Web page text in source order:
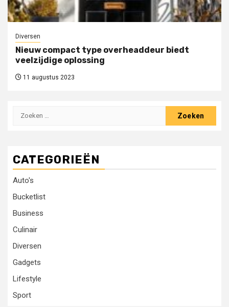
Diversen
Nieuw compact type overheaddeur biedt
veelzijdige oplossing
11 augustus 2023
Zoeken
CATEGORIEËN
Auto's
Bucketlist
Business
Culinair
Diversen
Gadgets
Lifestyle
Sport